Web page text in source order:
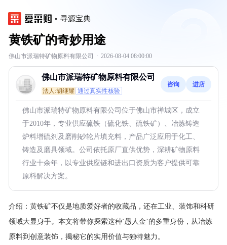
寻源宝典
黄铁矿的奇妙用途
佛山市派瑞特矿物原料有限公司 · 2026-08-04 08:00:00
佛山市派瑞特矿物原料有限公司
法人:胡继耀 通过真实性核验
咨询 进店
佛山市派瑞特矿物原料有限公司位于佛山市禅城区，成立
于2010年，专业供应硫铁（硫化铁、硫铁矿）、冶炼铸造
炉料增硫剂及磨削砂轮片填充料，产品广泛应用于化工、
铸造及磨具领域。公司依托原厂直供优势，深耕矿物原料
行业十余年，以专业供应链和进出口资质为客户提供可靠
原料解决方案。
介绍： 黄铁矿不仅是地质爱好者的收藏品，还在工业、装饰和科研
领域大显身手。本文将带你探索这种‘愚人金’的多重身份，从冶炼
原料到创意装饰，揭秘它的实用价值与独特魅力。